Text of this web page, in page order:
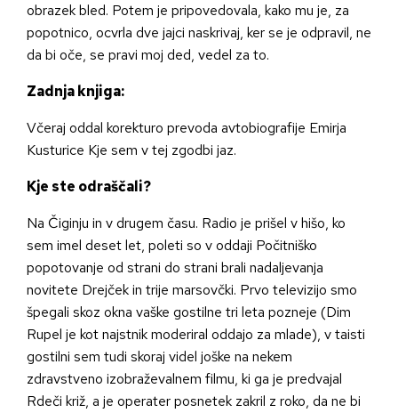
obrazek bled. Potem je pripovedovala, kako mu je, za
popotnico, ocvrla dve jajci naskrivaj, ker se je odpravil, ne
da bi oče, se pravi moj ded, vedel za to.
Zadnja knjiga:
Včeraj oddal korekturo prevoda avtobiografije Emirja
Kusturice Kje sem v tej zgodbi jaz.
Kje ste odraščali?
Na Čiginju in v drugem času. Radio je prišel v hišo, ko
sem imel deset let, poleti so v oddaji Počitniško
popotovanje od strani do strani brali nadaljevanja
novitete Drejček in trije marsovčki. Prvo televizijo smo
špegali skoz okna vaške gostilne tri leta pozneje (Dim
Rupel je kot najstnik moderiral oddajo za mlade), v taisti
gostilni sem tudi skoraj videl joške na nekem
zdravstveno izobraževalnem filmu, ki ga je predvajal
Rdeči križ, a je operater posnetek zakril z roko, da ne bi